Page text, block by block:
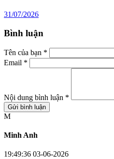
31/07/2026
Bình luận
Tên của bạn *
Email *
Nội dung bình luận *
Gửi bình luận
M
Minh Anh
19:49:36 03-06-2026